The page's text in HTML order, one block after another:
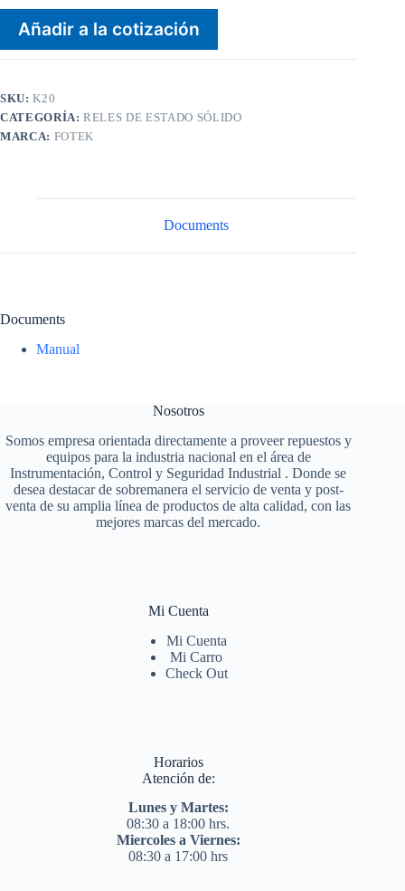
Añadir a la cotización
SKU:K20
CATEGORÍA:RELES DE ESTADO SÓLIDO
MARCA: FOTEK
Documents
Documents
Manual
Nosotros
Somos empresa orientada directamente a proveer repuestos y
equipos para la industria nacional en el área de
Instrumentación, Control y Seguridad Industrial . Donde se
desea destacar de sobremanera el servicio de venta y post-
venta de su amplia línea de productos de alta calidad, con las
mejores marcas del mercado.
Mi Cuenta
Mi Cuenta
Mi Carro
Check Out
Horarios
Atención de:
Lunes y Martes:
08:30 a 18:00 hrs.
Miercoles a Viernes:
08:30 a 17:00 hrs